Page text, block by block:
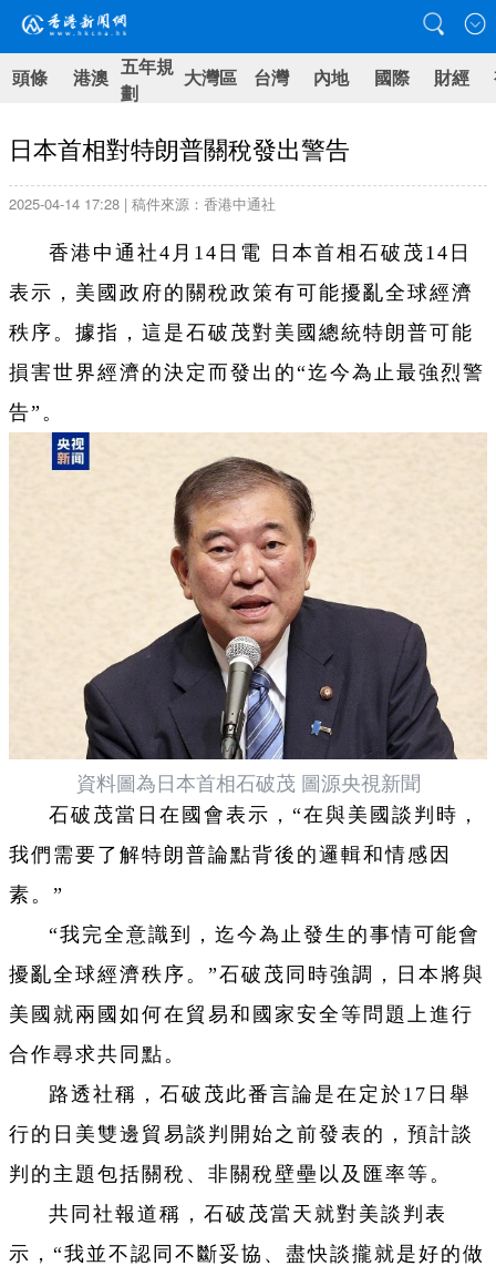
頭條 港澳 五年規
劃
大灣區 台灣 內地 國際 財經
日本首相對特朗普關稅發出警告
2025-04-14 17:28 | 稿件來源：香港中通社
香港中通社4月14日電 日本首相石破茂14日
表示，美國政府的關稅政策有可能擾亂全球經濟
秩序。據指，這是石破茂對美國總統特朗普可能
損害世界經濟的決定而發出的“迄今為止最強烈警
告”。
資料圖為日本首相石破茂 圖源央視新聞
石破茂當日在國會表示，“在與美國談判時，
我們需要了解特朗普論點背後的邏輯和情感因
素。”
“我完全意識到，迄今為止發生的事情可能會
擾亂全球經濟秩序。”石破茂同時強調，日本將與
美國就兩國如何在貿易和國家安全等問題上進行
合作尋求共同點。
路透社稱，石破茂此番言論是在定於17日舉
行的日美雙邊貿易談判開始之前發表的，預計談
判的主題包括關稅、非關稅壁壘以及匯率等。
共同社報道稱，石破茂當天就對美談判表
示，“我並不認同不斷妥協、盡快談攏就是好的做